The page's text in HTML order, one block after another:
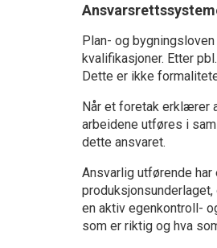
Plan- og
kvalifikasjoner. Etter
Dette er ikke
Når et foretak erklærer
arbeidene utføres i
dette ansvaret.
Ansvarlig utførende
en aktiv egenkontroll-
som er riktig og hva